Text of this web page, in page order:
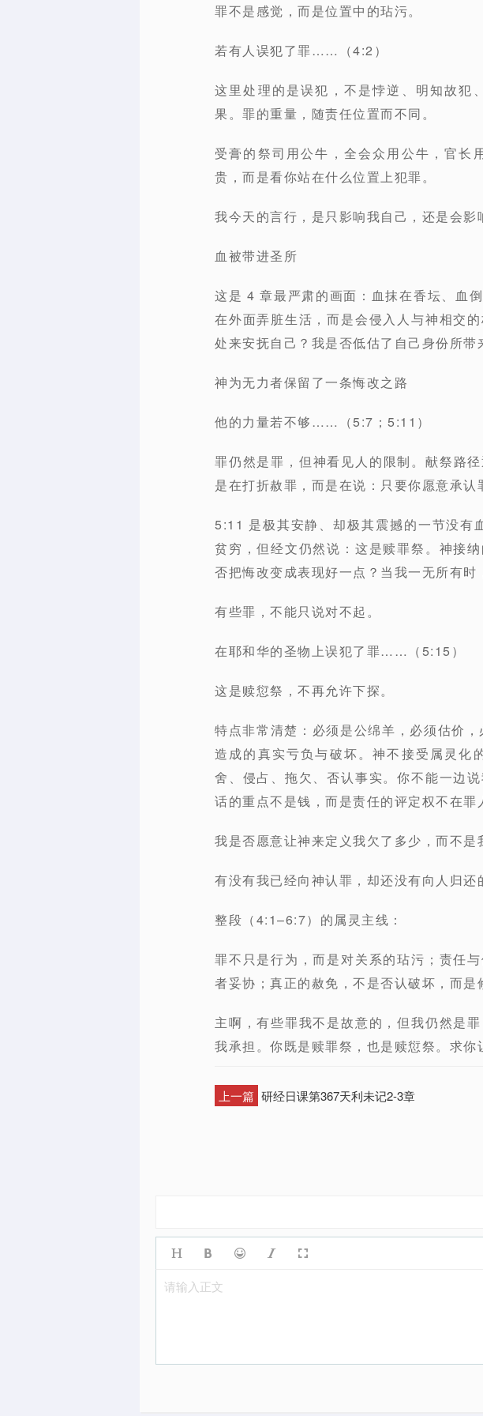
罪不是感觉，而是位置中的玷污。
若有人误犯了罪……（4:2）
这里处理的是误犯，不是悖逆 、明知故犯
果。罪的重量，随责任位置而不同。
受膏的祭司用公牛，全会众用公牛，官长
贵，而是看你站在什么位置上犯罪。
我今天的言行，是只影响我自己，还是会影
血被带进圣所
这是 4 章最严肃的画面：血抹在香坛、血
在外面弄脏生活，而是会侵入人与神相交
处来安抚自己？我是否低估了自己身份所带
神为无力者保留了一条悔改之路
他的力量若不够……（5:7；5:11）
罪仍然是罪，但神看见人的限制。 献祭路
是在打折赦罪，而是在说 ：只要你愿意承
5:11 是极其安静、却极其震撼的一节没有
贫穷，但经文仍然说：这是赎罪祭。神接
否把悔改变成表现好一点？当我一无所有时
有些罪，不能只说对不起。
在耶和华的圣物上误犯了罪……（5:15）
这是赎愆祭，不再允许下探。
特点非常清楚：必须是公绵羊， 必须估价，
造成的真实亏负与破坏。神不接受属灵化
舍、侵占、拖欠、否认事实。你不能一边
话的重点不是钱，而是责任的评定权不在罪
我是否愿意让神来定义我欠了多少，而不是
有没有我已经向神认罪，却还没有向人归
整段（4:1–6:7）的属灵主线：
罪不只是行为，而是对关系的玷污；责任
者妥协 ； 真正的赦免，不是否认破坏，而是
主啊，有些罪我不是故意的，但我仍然是
我承担。你既是赎罪祭，也是赎愆祭。求你
上一篇 研经日课第367天利未记2-3章
请输入正文